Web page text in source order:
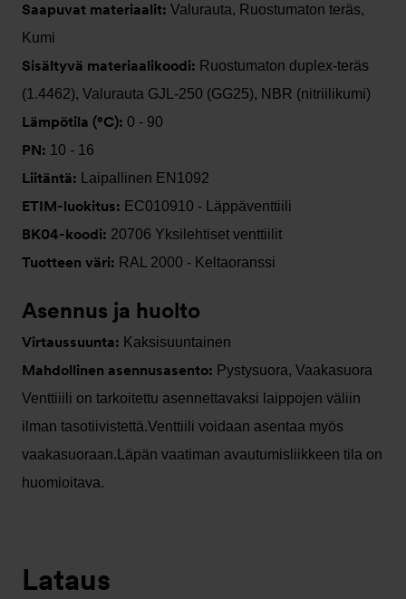
Saapuvat materiaalit: Valurauta, Ruostumaton teräs,
Kumi
Sisältyvä materiaalikoodi: Ruostumaton duplex-teräs
(1.4462), Valurauta GJL-250 (GG25), NBR (nitriilikumi)
Lämpötila (°C): 0 - 90
PN: 10 - 16
Liitäntä: Laipallinen EN1092
ETIM-luokitus: EC010910 - Läppäventtiili
BK04-koodi: 20706 Yksilehtiset venttiilit
Tuotteen väri: RAL 2000 - Keltaoranssi
Asennus ja huolto
Virtaussuunta: Kaksisuuntainen
Mahdollinen asennusasento: Pystysuora, Vaakasuora
Venttiiili on tarkoitettu asennettavaksi laippojen väliin
ilman tasotiivistettä.Venttiili voidaan asentaa myös
vaakasuoraan.Läpän vaatiman avautumisliikkeen tila on
huomioitava.
Lataus